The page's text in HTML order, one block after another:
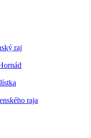
raj
raja